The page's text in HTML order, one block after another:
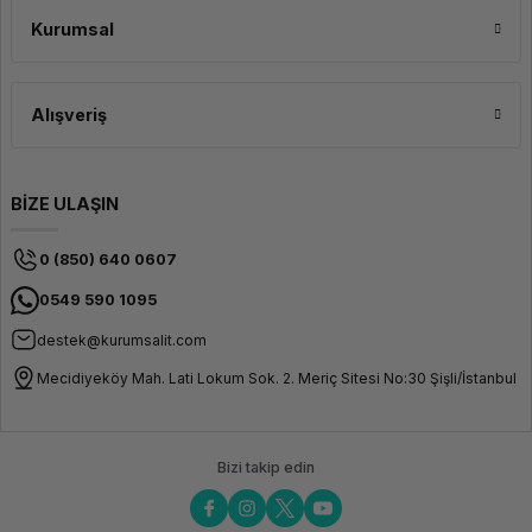
şekilde çalışmalarını sağlar, böylece operasyonların aksamadan devam
Kurumsal
Alışveriş
BİZE ULAŞIN
0 (850) 640 0607
0549 590 1095
destek@kurumsalit.com
Mecidiyeköy Mah. Lati Lokum Sok. 2. Meriç Sitesi No:30 Şişli/İstanbul
Bizi takip edin